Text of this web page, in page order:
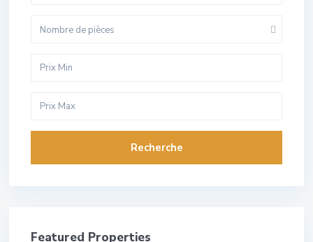
Nombre de pièces
Recherche
Featured Properties